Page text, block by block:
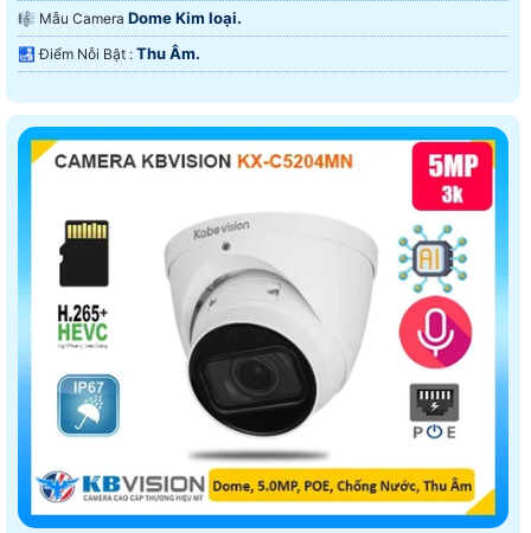
🎼️ Mẫu Camera Dome Kim loại.
️🛃 Điểm Nỗi Bật : Thu Âm.